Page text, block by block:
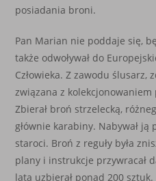
posiadania broni.
Pan Marian nie poddaje się,
także odwoływał do
Człowieka. Z zawodu ślusarz,
związana z
Zbierał broń strzelecką,
głównie karabiny. Nabywał
staroci. Broń z reguły była
plany i instrukcje przywracał
lata uzbierał ponad 200